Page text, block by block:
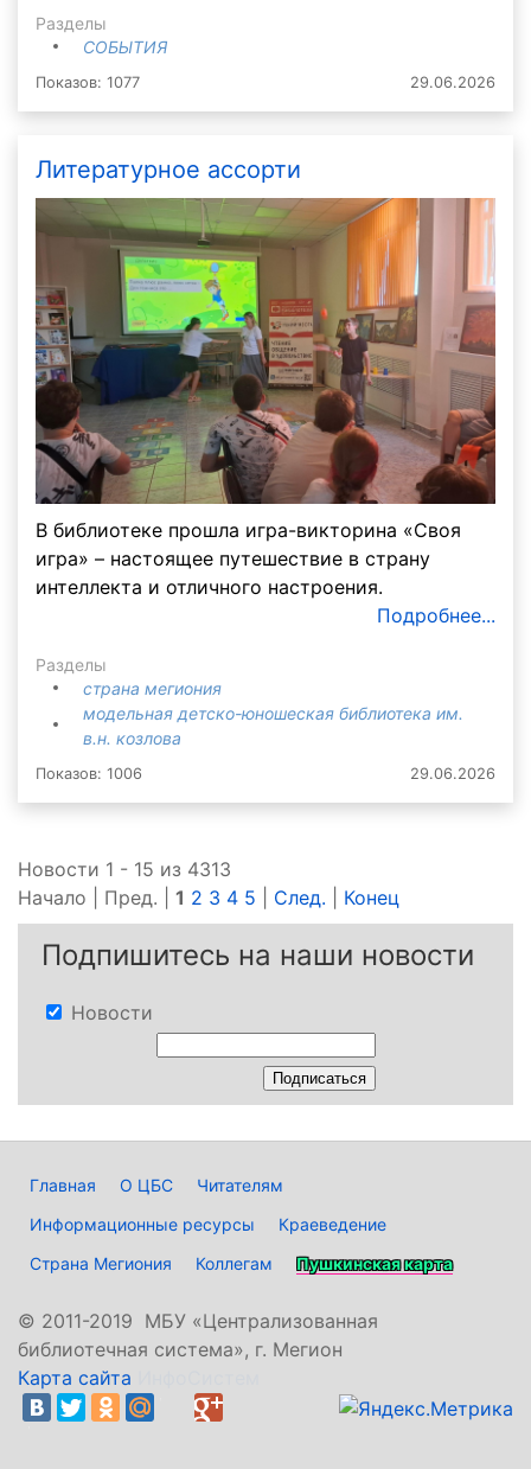
Разделы
СОБЫТИЯ
Показов: 1077 29.06.2026
Литературное ассорти
В библиотеке прошла игра-викторина «Своя
игра» – настоящее путешествие в страну
интеллекта и отличного настроения.
Подробнее...
Разделы
страна мегиония
модельная детско-юношеская библиотека им.
в.н. козлова
Показов: 1006 29.06.2026
Новости 1 - 15 из 4313
Начало | Пред. | 1 2 3 4 5 След. Конец
Подпишитесь на наши новости
Новости
Главная О ЦБС
Читателям
Информационные ресурсы
Краеведение
Страна Мегиония
Коллегам Пушкинская карта
© 2011-2019 МБУ «Централизованная
библиотечная система», г. Мегион
Карта сайта